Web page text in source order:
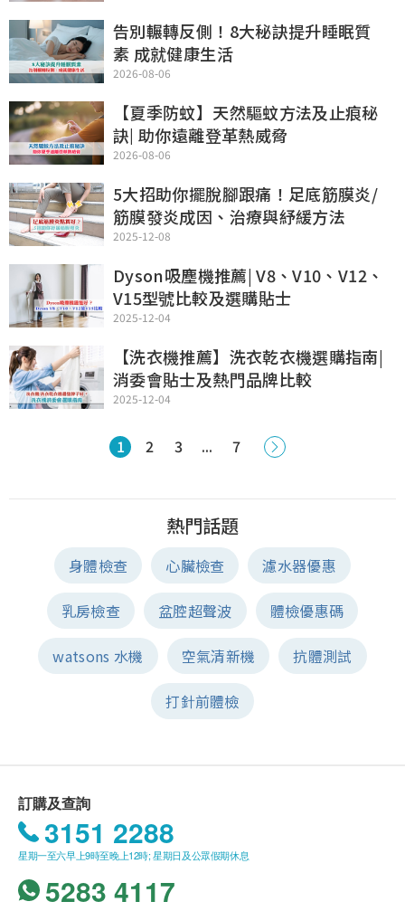
告別輾轉反側！8大秘訣提升睡眠質
素 成就健康生活
2026-08-06
【夏季防蚊】天然驅蚊方法及止痕秘
訣| 助你遠離登革熱威脅
2026-08-06
5大招助你擺脫腳跟痛！足底筋膜炎/
筋膜發炎成因、治療與紓緩方法
2025-12-08
Dyson吸塵機推薦| V8、V10、V12、
V15型號比較及選購貼士
2025-12-04
【洗衣機推薦】洗衣乾衣機選購指南|
消委會貼士及熱門品牌比較
2025-12-04
1 2 3 ... 7
熱門話題
身體檢查 心臟檢查 濾水器優惠
乳房檢查 盆腔超聲波 體檢優惠碼
watsons 水機 空氣清新機 抗體測試
打針前體檢
訂購及查詢
3151 2288
星期一至六早上9時至晚上12時; 星期日及公眾假期休息
5283 4117